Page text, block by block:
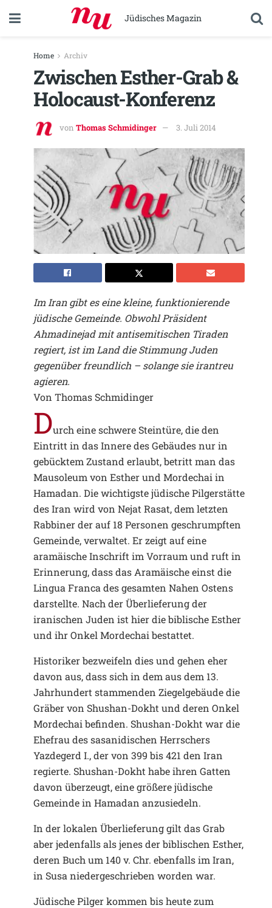
Jüdisches Magazin
Home Archiv
Zwischen Esther-Grab &
Holocaust-Konferenz
von Thomas Schmidinger 3. Juli 2014
Im Iran gibt es eine kleine, funktionierende
jüdische Gemeinde. Obwohl Präsident
Ahmadinejad mit antisemitischen Tiraden
regiert, ist im Land die Stimmung Juden
gegenüber freundlich – solange sie irantreu
agieren.
Von Thomas Schmidinger
Durch eine schwere Steintüre, die den
Eintritt in das Innere des Gebäudes nur in
gebücktem Zustand erlaubt, betritt man das
Mausoleum von Esther und Mordechai in
Hamadan. Die wichtigste jüdische Pilgerstätte
des Iran wird von Nejat Rasat, dem letzten
Rabbiner der auf 18 Personen geschrumpften
Gemeinde, verwaltet. Er zeigt auf eine
aramäische Inschrift im Vorraum und ruft in
Erinnerung, dass das Aramäische einst die
Lingua Franca des gesamten Nahen Ostens
darstellte. Nach der Überlieferung der
iranischen Juden ist hier die biblische Esther
und ihr Onkel Mordechai bestattet.
Historiker bezweifeln dies und gehen eher
davon aus, dass sich in dem aus dem 13.
Jahrhundert stammenden Ziegelgebäude die
Gräber von Shushan-Dokht und deren Onkel
Mordechai befinden. Shushan-Dokht war die
Ehefrau des sasanidischen Herrschers
Yazdegerd I., der von 399 bis 421 den Iran
regierte. Shushan-Dokht habe ihren Gatten
davon überzeugt, eine größere jüdische
Gemeinde in Hamadan anzusiedeln.
In der lokalen Überlieferung gilt das Grab
aber jedenfalls als jenes der biblischen Esther,
deren Buch um 140 v. Chr. ebenfalls im Iran,
in Susa niedergeschrieben worden war.
Jüdische Pilger kommen bis heute zum